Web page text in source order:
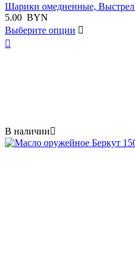
Шарики омедненные,
5.00 BYN
Выберите опции 

В наличии